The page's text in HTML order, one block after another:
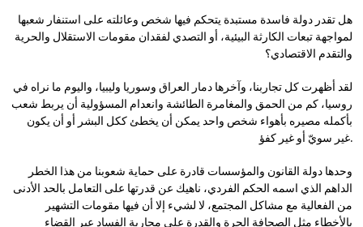
هل تقدر دولة فاسدة مستبدة يتحكم فيها شخص وعائلته على استنفار شعبها
لمواجهة تبعات الكارثة البيئية، أو التصدي لفقدان مقومات الاستقلال والحرية
والتقدم الاقتصادي؟
لقد أظهرت كل تجاربنا، وآخرها دمار العراق وسوريا وليبيا، واليوم ما نراه في
روسيا، كم من الحمق والمغامرة الطائشة وانعدام المسؤولية أن يربط شعب
بأكمله مصيره بأهواء شخص واحد يمكن أن يخطئ ككل البشر أو أن يكون
غير سويّ أو غير كفؤ.
وحدها دولة القانون والمؤسسات قادرة على حماية شعوبنا من هذا الخطر
الداهم الذي اسمه الحكم الفردي، ناهيك عن قدرتها على التعامل بالحد الأدنى
من الفعالية مع مشاكل المجتمع، لا لشيء إلا أن فيها مقومات التشهير
بالأخطاء مثل الصحافة الحرة والقدرة على محاربة الفساد عبر القضاء